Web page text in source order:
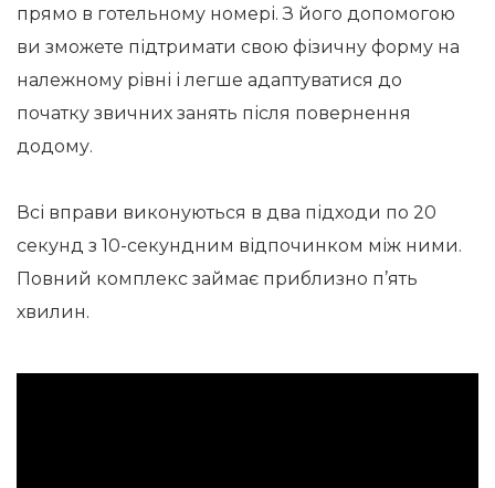
прямо в готельному номері. З його допомогою
ви зможете підтримати свою фізичну форму на
належному рівні і легше адаптуватися до
початку звичних занять після повернення
додому.
Всі вправи виконуються в два підходи по 20
секунд з 10-секундним відпочинком між ними.
Повний комплекс займає приблизно п’ять
хвилин.